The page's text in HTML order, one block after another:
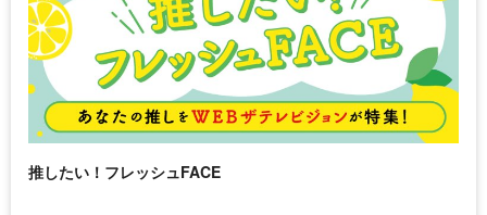
推したい！フレッシュFACE